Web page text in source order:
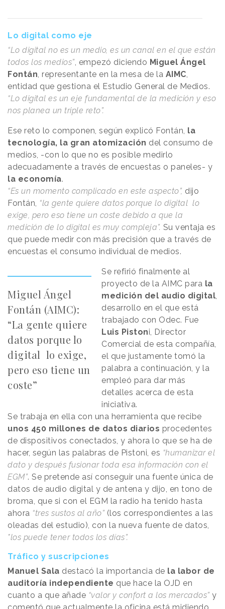
Lo digital como eje
“Lo digital no es un medio, es un canal en el que están
todos los medios”, empezó diciendo Miguel Ángel
Fontán, representante en la mesa de la AIMC,
entidad que gestiona el Estudio General de Medios.
“Lo digital es un eje fundamental de la medición y eso
nos planea un triple reto”.
Ese reto lo componen, según explicó Fontán, la
tecnología, la gran atomización del consumo de
medios, -con lo que no es posible medirlo
adecuadamente a través de encuestas o paneles- y
la economía.
“Es un momento complicado en este aspecto”, dijo
Fontán, “la gente quiere datos porque lo digital lo
exige, pero eso tiene un coste debido a que la
medición de lo digital es muy compleja”. Su ventaja es
que puede medir con más precisión que a través de
encuestas el consumo individual de medios.
Miguel Ángel
Fontán (AIMC):
“La gente quiere
datos porque lo
digital lo exige,
pero eso tiene un
coste”
Se refirió finalmente al
proyecto de la AIMC para la
medición del audio digital,
desarrollo en el que está
trabajado con Odec. Fue
Luis Pistoni, Director
Comercial de esta compañía,
el que justamente tomó la
palabra a continuación, y la
empleó para dar más
detalles acerca de esta
iniciativa.
Se trabaja en ella con una herramienta que recibe
unos 450 millones de datos diarios procedentes
de dispositivos conectados, y ahora lo que se ha de
hacer, según las palabras de Pistoni, es “humanizar el
dato y después fusionar toda esa información con el
EGM”. Se pretende así conseguir una fuente única de
datos de audio digital y de antena y dijo, en tono de
broma, que si con el EGM la radio ha tenido hasta
ahora “tres sustos al año” (los correspondientes a las
oleadas del estudio), con la nueva fuente de datos,
"los puede tener todos los días”.
Tráfico y suscripciones
Manuel Sala destacó la importancia de la labor de
auditoría independiente que hace la OJD en
cuanto a que añade “valor y confort a los mercados” y